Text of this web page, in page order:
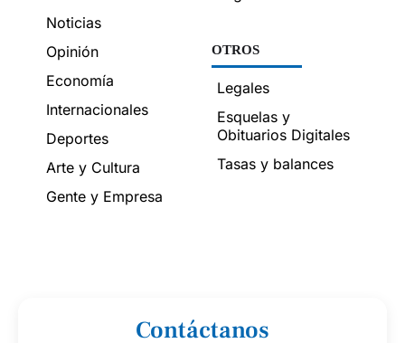
Noticias
Opinión
Economía
Internacionales
Deportes
Arte y Cultura
Gente y Empresa
OTROS
Legales
Esquelas y
Obituarios Digitales
Tasas y balances
Contáctanos